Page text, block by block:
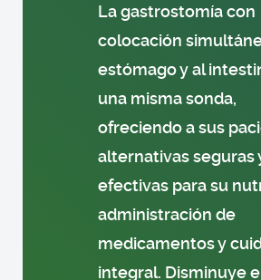
La gastrostomía con
colocación
estómago y al
una misma sonda,
ofreciendo a sus
alternativas seguras
efectivas para su
administración de
medicamentos y
integral. Disminuye